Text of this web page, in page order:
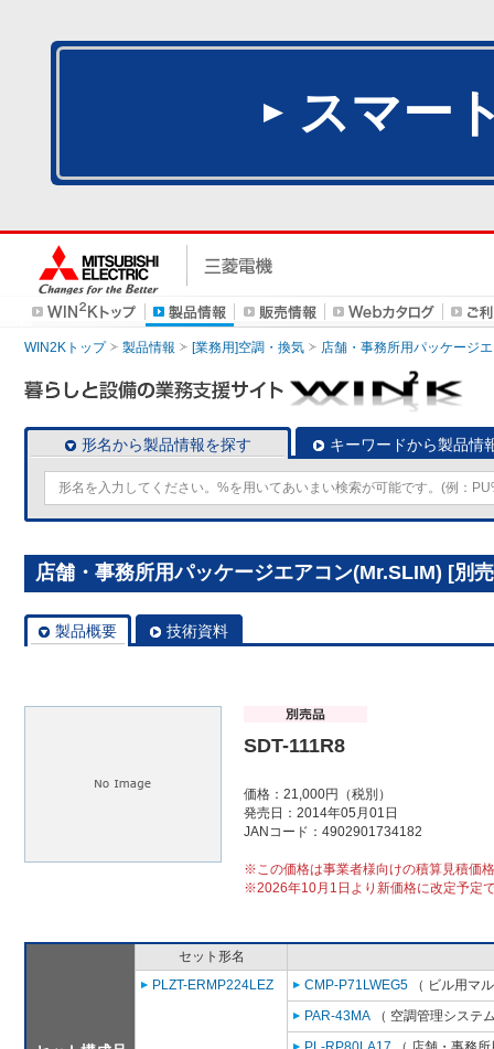
スマー
WIN2Kトップ 製品情報 [業務用]空調・換気 店舗・事務所用パッケージ
形名から製品情報を探す キーワードから製品情
店舗・事務所用パッケージエアコン(Mr.SLIM) [別
製品概要 技術資料
SDT-111R8
価格：21,000円（税別）
発売日：2014年05月01日
JANコード：4902901734182
※この価格は事業者様向けの積算見積価
※2026年10月1日より新価格に改定予定
セット形名
PLZT-ERMP224LEZ
CMP-P71LWEG5 （ ビル用マ
PAR-43MA （ 空調管理システ